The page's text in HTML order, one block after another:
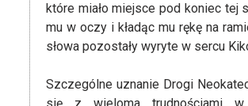
które miało miejsce pod koniec tej
mu w oczy i kładąc mu rękę na
słowa pozostały wyryte w sercu
Szczególne uznanie Drogi